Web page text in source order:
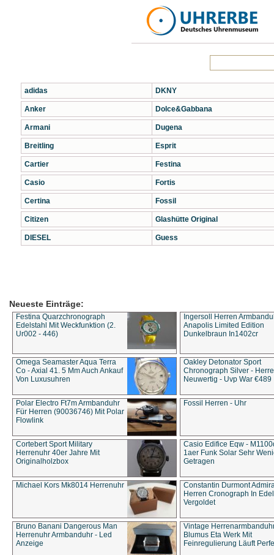
adidas
Anker
Armani
Breitling
Cartier
Casio
Certina
Citizen
DIESEL
DKNY
Dolce&Gabbana
Dugena
Esprit
Festina
Fortis
Fossil
Glashütte Original
Guess
Neueste Einträge:
Festina Quarzchronograph
Edelstahl Mit Weckfunktion (2.
Ur002 - 446)
Ingersoll Herren
Anapolis Limited Edition
Dunkelbraun In1402cr
Omega Seamaster Aqua Terra
Co - Axial 41. 5 Mm Auch Ankauf
Von Luxusuhren
Oakley Detonator Sport
Chronograph Silver -
Neuwertig - Uvp War €489
Polar Electro Ft7m Armbanduhr
Für Herren (90036746) Mit Polar
Flowlink
Fossil Herren - Uhr
Cortebert Sport Military
Herrenuhr 40er Jahre Mit
Originalholzbox
Casio Edifice Eqw -
1aer Funk Solar Sehr
Getragen
Michael Kors Mk8014 Herrenuhr
Constantin Durmont
Herren Cronograph In
Vergoldet
Bruno Banani Dangerous Man
Herrenuhr Armbanduhr - Led
Anzeige
Vintage
Blumus Eta Werk Mit
Feinregulierung Läuft